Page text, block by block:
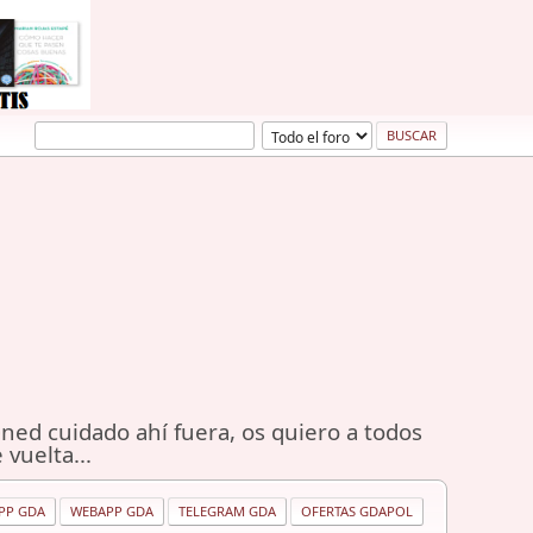
cuidado ahí fuera, os quiero a todos
vuelta...
GDA WEBAPP GDA TELEGRAM GDA OFERTAS GDAPOL